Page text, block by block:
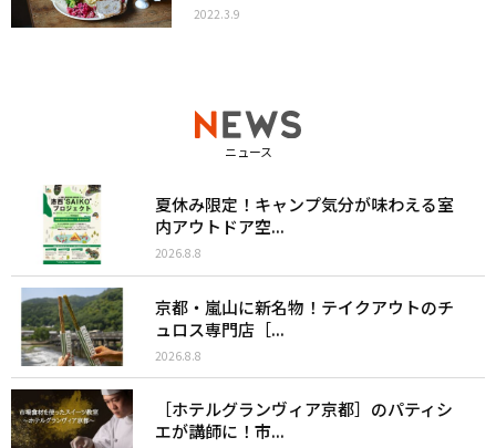
2022.3.9
ニュース
夏休み限定！キャンプ気分が味わえる室
内アウトドア空...
2026.8.8
京都・嵐山に新名物！テイクアウトのチ
ュロス専門店［...
2026.8.8
［ホテルグランヴィア京都］のパティシ
エが講師に！市...